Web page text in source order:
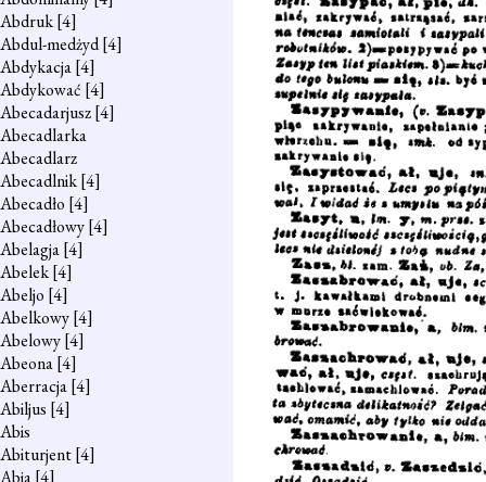
Abdruk[4]
Abdul-medżyd[4]
Abdykacja[4]
Abdykować [4]
Abecadarjusz[4]
Abecadlarka
Abecadlarz
Abecadlnik[4]
Abecadło [4]
Abecadłowy[4]
Abelagja[4]
Abelek[4]
Abeljo [4]
Abelkowy[4]
Abelowy[4]
Abeona[4]
Aberracja[4]
Abiljus [4]
Abis
Abiturjent[4]
Abja[4]